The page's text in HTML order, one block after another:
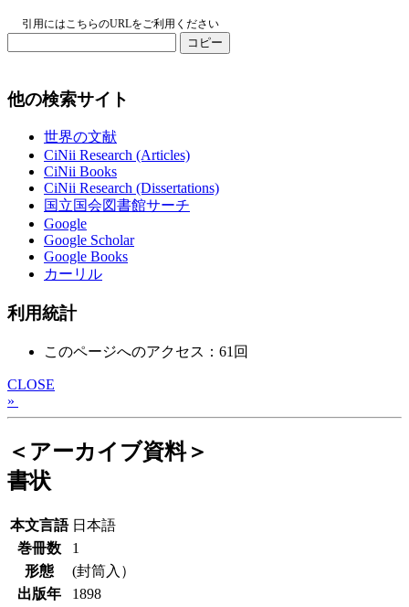
引用にはこちらのURLをご利用ください
コピー
他の検索サイト
世界の文献
CiNii Research (Articles)
CiNii Books
CiNii Research (Dissertations)
国立国会図書館サーチ
Google
Google Scholar
Google Books
カーリル
利用統計
このページへのアクセス：61回
CLOSE
»
＜アーカイブ資料＞
書状
本文言語 日本語
巻冊数
1
形態
(封筒入）
出版年
1898